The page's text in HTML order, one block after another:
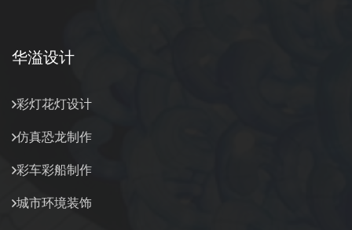
华溢设计
彩灯花灯设计
仿真恐龙制作
彩车彩船制作
城市环境装饰